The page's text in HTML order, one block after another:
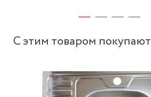
С этим товаром покупают